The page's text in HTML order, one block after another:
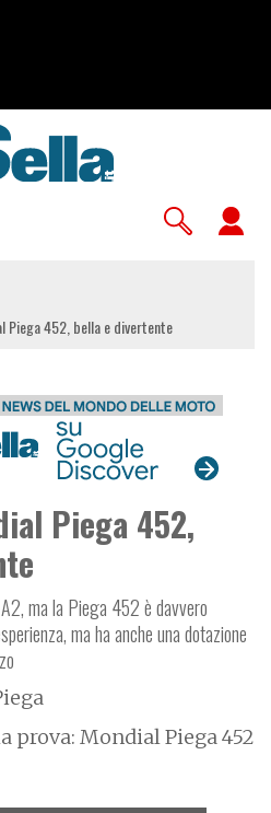
Piega 452, bella e divertente
Piega 452,
ma la Piega 452 è davvero
ma ha anche una dotazione
prova: Mondial Piega 452